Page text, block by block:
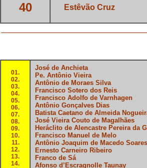
40 Estêvão Cruz
01.
02.
03.
04.
05.
06.
07.
08.
09.
10.
11.
12.
13.
14.
José de Anchieta
Pe. Antônio Vieira
Antônio de Moraes Silva
Francisco Sotero dos Reis
Francisco Adolfo de Varnhagen
Antônio Gonçalves Dias
Batista Caetano de Almeida
José Vieira Couto de Magalhães
Heráclito de Alencastre Pereira da
Francisco Manuel de Melo
Antônio Joaquim de Macedo Soares
Ernesto Carneiro Ribeiro
Franco de Sá
Afonso d’Escragnolle Taunay